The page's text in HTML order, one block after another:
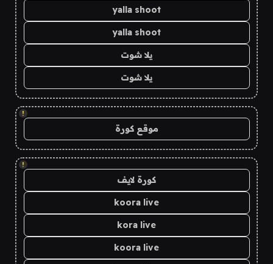
yalla shoot
yalla shoot
يلا شوت
يلا شوت
!
موقع كورة
!
كورة لايف
koora live
kora live
koora live